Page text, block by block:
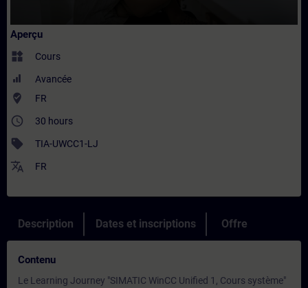
Aperçu
widgets Cours
Avancée
where_to_vote FR
access_time 30 hours
sell TIA-UWCC1-LJ
translate FR
Description Dates et inscriptions Offre
Contenu
Le Learning Journey "SIMATIC WinCC Unified 1, Cours système"